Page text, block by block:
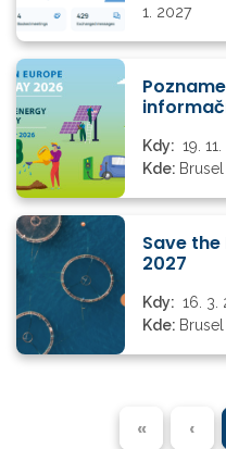
1. 2027
Kdy: 19.
Kde:
Save
2027
Kdy: 16. 3.
Kde: Brusel
« ‹